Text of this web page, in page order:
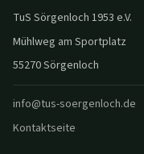
TuS Sörgenloch 1953 e.V.
Mühlweg am Sportplatz
55270 Sörgenloch
info@tus-soergenloch.de
Kontaktseite